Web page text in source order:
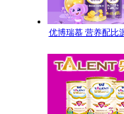
优博瑞慕 营养配比